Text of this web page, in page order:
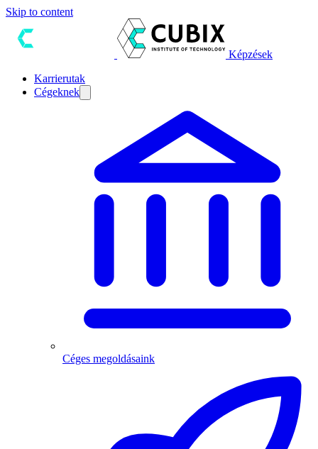
Skip to content
Képzések
Karrierutak
Cégeknek
Céges megoldásaink